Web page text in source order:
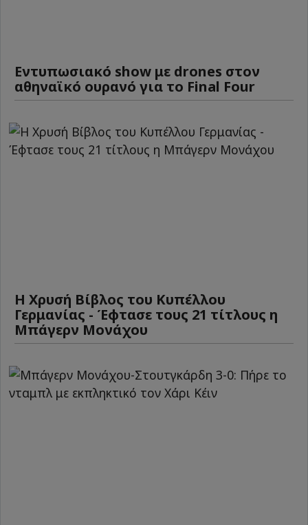
Εντυπωσιακό show με drones στον
αθηναϊκό ουρανό για το Final Four
Η Χρυσή Βίβλος του Κυπέλλου
Γερμανίας - Έφτασε τους 21 τίτλους η
Μπάγερν Μονάχου